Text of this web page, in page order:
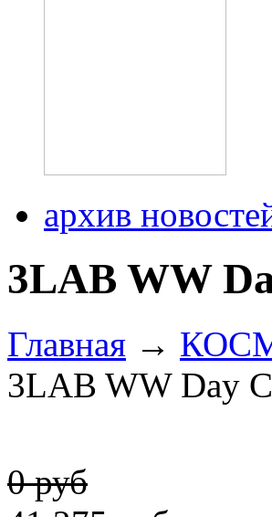
архив
3LAB WW
Главная →
3LAB WW Day
0 руб